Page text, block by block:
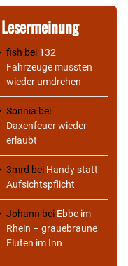
Lesermeinung
fish bei 132
Fahrzeuge mussten
wieder umdrehen
Sonnia bei
Daxenfeuer wieder
erlaubt
3mrd bei Handy statt
Aufsichtspflicht
Johann bei Ebbe im
Rhein – grauebraune
Fluten im Inn